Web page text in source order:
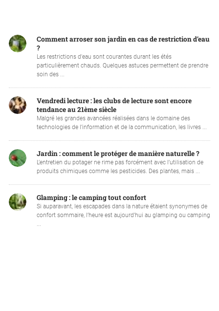
Comment arroser son jardin en cas de restriction d’eau
?
Les restrictions d'eau sont courantes durant les étés
particulièrement chauds. Quelques astuces permettent de prendre
soin des ...
Vendredi lecture : les clubs de lecture sont encore
tendance au 21ème siècle
Malgré les grandes avancées réalisées dans le domaine des
technologies de l’information et de la communication, les livres ...
Jardin : comment le protéger de manière naturelle ?
L’entretien du potager ne rime pas forcément avec l’utilisation de
produits chimiques comme les pesticides. Des plantes, mais ...
Glamping : le camping tout confort
Si auparavant, les escapades dans la nature étaient synonymes de
confort sommaire, l’heure est aujourd’hui au glamping ou camping
...